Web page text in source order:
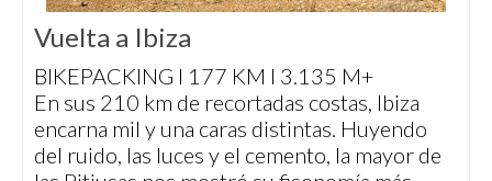
Vuelta a Ibiza
BIKEPACKING I 177 KM I 3.135 M+
En sus 210 km de recortadas costas, Ibiza
encarna mil y una caras distintas. Huyendo
del ruido, las luces y el cemento, la mayor de